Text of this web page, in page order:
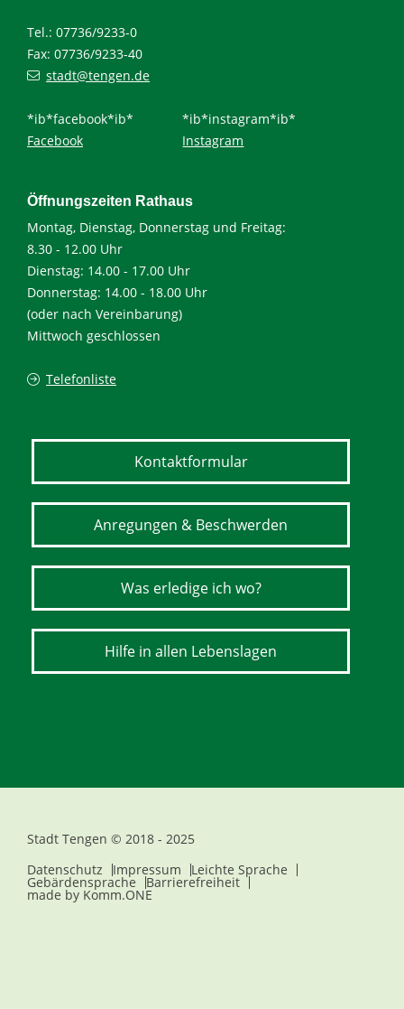
Tel.: 07736/9233-0
Fax: 07736/9233-40
stadt@tengen.de
*ib*facebook*ib*
Facebook
*ib*instagram*ib*
Instagram
Öffnungszeiten Rathaus
Montag, Dienstag, Donnerstag und Freitag:
8.30 - 12.00 Uhr
Dienstag: 14.00 - 17.00 Uhr
Donnerstag: 14.00 - 18.00 Uhr
(oder nach Vereinbarung)
Mittwoch geschlossen
Telefonliste
Kontaktformular
Anregungen & Beschwerden
Was erledige ich wo?
Hilfe in allen Lebenslagen
Stadt Tengen © 2018 - 2025
Datenschutz
Impressum Leichte Sprache
Gebärdensprache Barrierefreiheit
made by Komm.ONE